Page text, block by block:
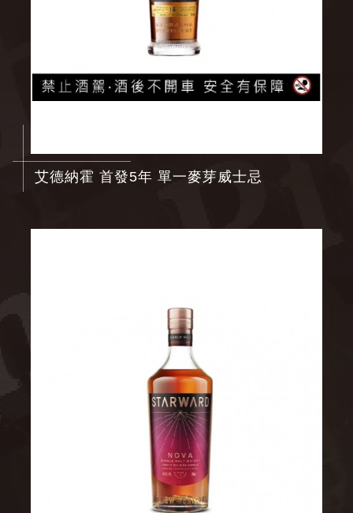
艾德納霍 首發5年 單一麥芽威士忌